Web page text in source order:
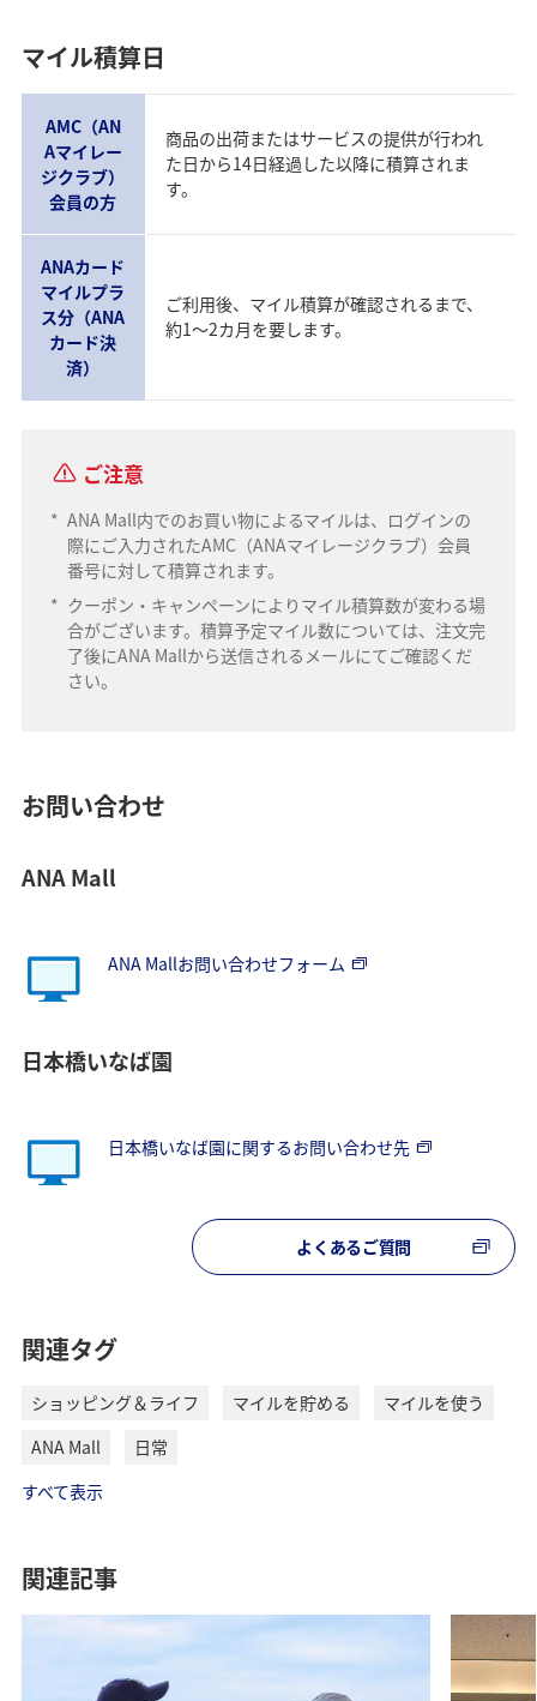
マイル積算日
AMC（AN
Aマイレー
ジクラブ）
会員の方
商品の出荷またはサービスの提供が行われ
た日から14日経過した以降に積算されま
す。
ANAカード
マイルプラ
ス分（ANA
カード決
済）
ご利用後、マイル積算が確認されるまで、
約1～2カ月を要します。
ご注意
* ANA Mall内でのお買い物によるマイルは、ログインの
際にご入力されたAMC（ANAマイレージクラブ）会員
番号に対して積算されます。
* クーポン・キャンペーンによりマイル積算数が変わる場
合がございます。積算予定マイル数については、注文完
了後にANA Mallから送信されるメールにてご確認くだ
さい。
お問い合わせ
ANA Mall
ANA Mallお問い合わせフォーム
日本橋いなば園
日本橋いなば園に関するお問い合わせ先
よくあるご質問
関連タグ
ショッピング＆ライフ マイルを貯める
マイルを使う
ANA Mall
日常
すべて表示
関連記事